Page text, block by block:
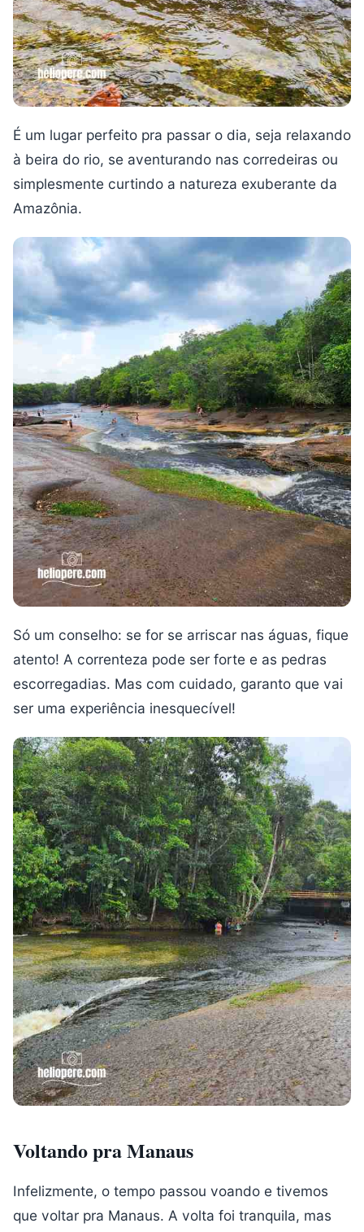
É um lugar perfeito pra passar o dia, seja relaxando
à beira do rio, se aventurando nas corredeiras ou
simplesmente curtindo a natureza exuberante da
Amazônia.
Só um conselho: se for se arriscar nas águas, fique
atento! A correnteza pode ser forte e as pedras
escorregadias. Mas com cuidado, garanto que vai
ser uma experiência inesquecível!
Voltando pra Manaus
Infelizmente, o tempo passou voando e tivemos
que voltar pra Manaus. A volta foi tranquila, mas